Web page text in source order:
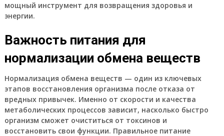
мощный инструмент для возвращения здоровья и
энергии.
Важность питания для
нормализации обмена веществ
Нормализация обмена веществ — один из ключевых
этапов восстановления организма после отказа от
вредных привычек. Именно от скорости и качества
метаболических процессов зависит, насколько быстро
организм сможет очиститься от токсинов и
восстановить свои функции. Правильное питание